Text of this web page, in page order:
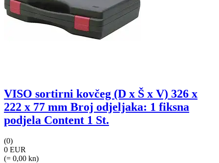
VISO sortirni kovčeg (D x Š x V) 326 x
222 x 77 mm Broj odjeljaka: 1 fiksna
podjela Content 1 St.
(0)
0 EUR
(= 0,00 kn)